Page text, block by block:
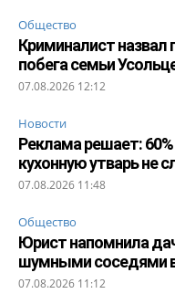
Общество
Криминалист назвал
побега семьи
07.08.2026 12:12
Новости
Реклама решает:
кухонную утварь не
07.08.2026 11:48
Общество
Юрист напомнила
шумными соседями
07.08.2026 11:12